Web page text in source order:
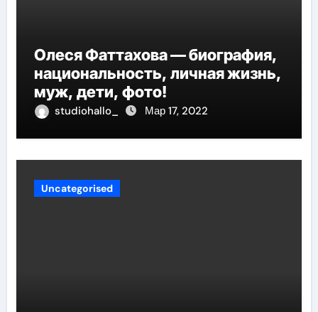
Олеся Фаттахова — биография,
национальность, личная жизнь,
муж, дети, фото!
studiohallo_ Мар 17, 2022
Uncategorised